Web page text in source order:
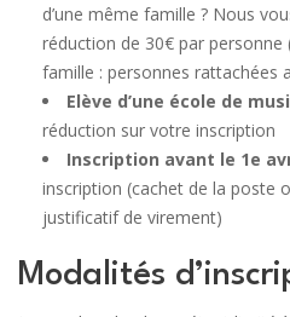
d’une même famille ? Nous
réduction de 30€ par personne
famille : personnes rattachées
Elève d’une école de
réduction sur votre inscription
Inscription avant le 1e
inscription (cachet de la poste
justificatif de virement)
Modalités